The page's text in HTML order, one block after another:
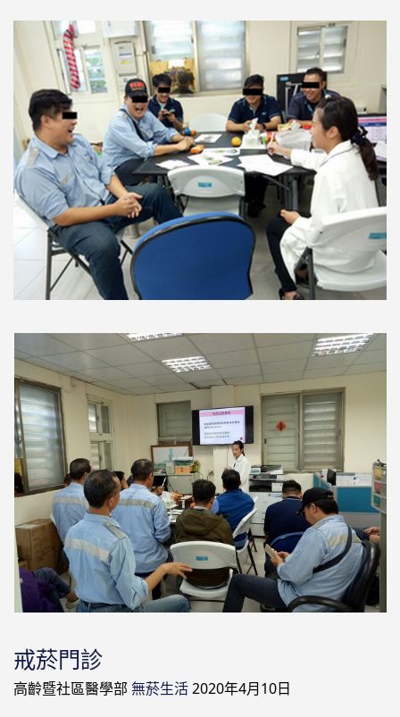
戒菸門診
高齡暨社區醫學部 無菸生活2020年4月10日